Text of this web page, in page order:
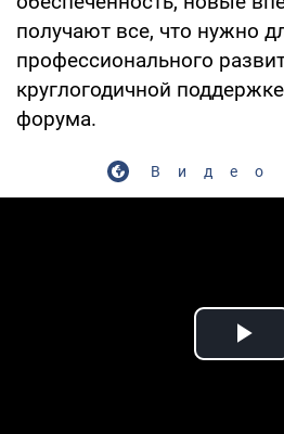
получают все, что нужно
профессионального
круглогодичной
форума.